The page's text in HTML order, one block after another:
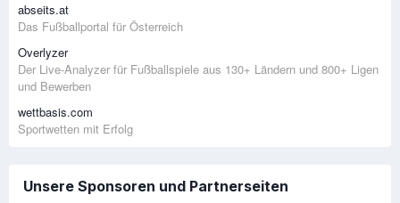
abseits.at
Das Fußballportal für Österreich
Overlyzer
Der Live-Analyzer für Fußballspiele aus 130+ Ländern und 800+ Ligen
und Bewerben
wettbasis.com
Sportwetten mit Erfolg
Unsere Sponsoren und Partnerseiten